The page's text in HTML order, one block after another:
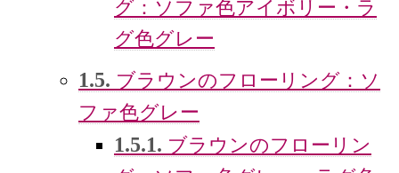
グ：ソファ色アイボリー・ラ
グ色グレー
1.5. ブラウンのフローリング：ソ
ファ色グレー
1.5.1. ブラウンのフローリン